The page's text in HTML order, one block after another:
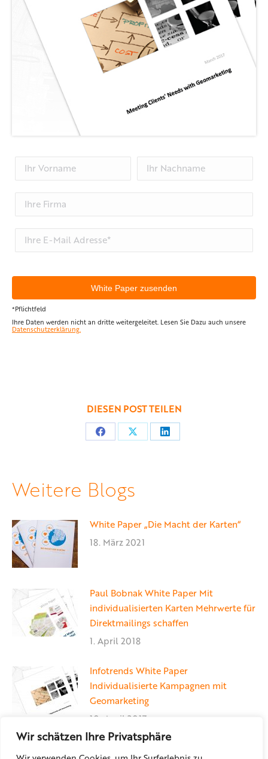
Wir schätzen Ihre Privatsphäre
*Pflichtfeld
Ihre Daten werden nicht an dritte weitergeleitet. Lesen Sie Dazu auch unsere
Datenschutzerklärung.
DIESEN POST TEILEN
Teilen Teilen Teilen
Weitere Blogs
White Paper „Die Macht der Karten“
18. März 2021
Paul Bobnak White Paper Mit
individualisierten Karten Mehrwerte für
Direktmailings schaffen
1. April 2018
Infotrends White Paper
Individualisierte Kampagnen mit
Geomarketing
10. April 2017